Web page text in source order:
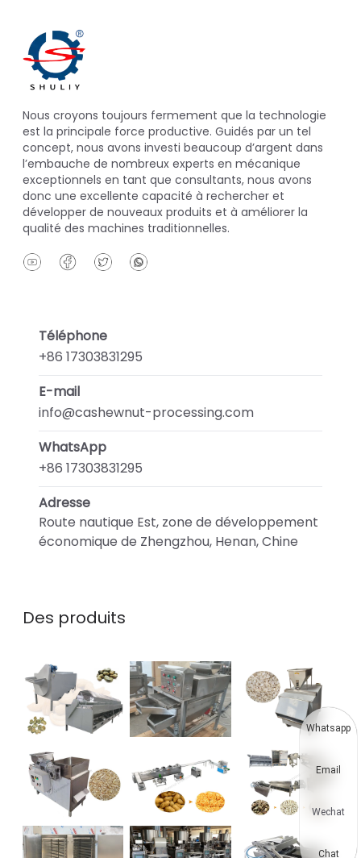
Nous croyons toujours fermement que la technologie
est la principale force productive. Guidés par un tel
concept, nous avons investi beaucoup d’argent dans
l’embauche de nombreux experts en mécanique
exceptionnels en tant que consultants, nous avons
donc une excellente capacité à rechercher et
développer de nouveaux produits et à améliorer la
qualité des machines traditionnelles.
Téléphone
+86 17303831295
E-mail
info@cashewnut-processing.com
WhatsApp
+86 17303831295
Adresse
Route nautique Est, zone de développement
économique de Zhengzhou, Henan, Chine
Des produits
Whatsapp
Email
Wechat
Chat